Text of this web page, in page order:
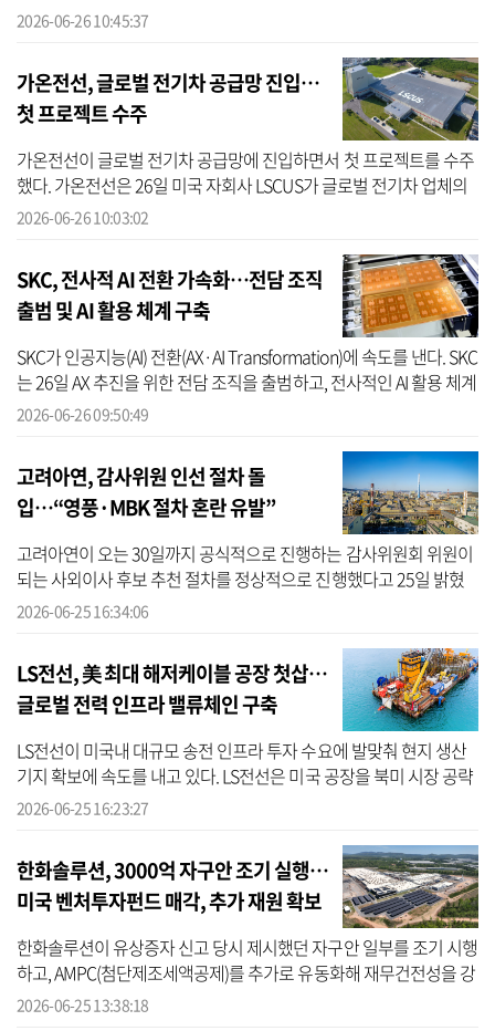
분석 확대, 국내 연결 자회사를 포함한 이중중대성 평가 범위 확대,
2026-06-26 10:45:37
가온전선, 글로벌 전기차 공급망 진입…
첫 프로젝트 수주
가온전선이 글로벌 전기차 공급망에 진입하면서 첫 프로젝트를 수주
했다. 가온전선은 26일 미국 자회사 LSCUS가 글로벌 전기차 업체의
AI 데이터센터에 약 4000만 달러(약 600억원) 규모의 버스덕트
2026-06-26 10:03:02
SKC, 전사적 AI 전환 가속화…전담 조직
출범 및 AI 활용 체계 구축
SKC가 인공지능(AI) 전환(AX·AI Transformation)에 속도를 낸다. SKC
는 26일 AX 추진을 위한 전담 조직을 출범하고, 전사적인 AI 활용 체계
구축에 나선다고 밝혔다. 우선 SKC는 CEO 직속으로 올해 초 전사
2026-06-26 09:50:49
고려아연, 감사위원 인선 절차 돌
입…“영풍·MBK 절차 혼란 유발”
고려아연이 오는 30일까지 공식적으로 진행하는 감사위원회 위원이
되는 사외이사 후보 추천 절차를 정상적으로 진행했다고 25일 밝혔
다. 이날 고려아연은 MBK·영풍이 자신들이 자체적으로 설계·운영한
2026-06-25 16:34:06
LS전선, 美 최대 해저케이블 공장 첫삽…
글로벌 전력 인프라 밸류체인 구축
LS전선이 미국내 대규모 송전 인프라 투자 수요에 발맞춰 현지 생산
기지 확보에 속도를 내고 있다. LS전선은 미국 공장을 북미 시장 공략
의 전초기지이자 유럽 시장까지 아우르는 글로벌 공급 거점으로 육성
2026-06-25 16:23:27
한화솔루션, 3000억 자구안 조기 실행…
미국 벤처투자펀드 매각, 추가 재원 확보
한화솔루션이 유상증자 신고 당시 제시했던 자구안 일부를 조기 시행
하고, AMPC(첨단제조세액공제)를 추가로 유동화해 재무건전성을 강
화한다. 미래성장 기술 투자와 주주환원 정책 기조를 유지하면서 재
2026-06-25 13:38:18